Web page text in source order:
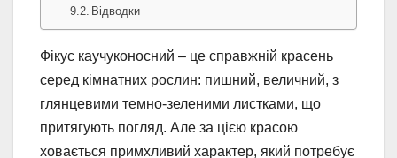
Відводки
Фікус каучуконосний – це справжній красень
серед кімнатних рослин: пишний, величний, з
глянцевими темно-зеленими листками, що
притягують погляд. Але за цією красою
ховається примхливий характер, який потребує